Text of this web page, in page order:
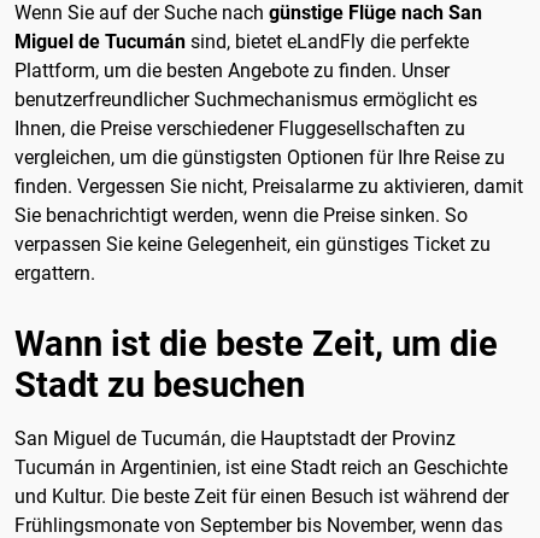
Wenn Sie auf der Suche nach günstige Flüge nach San
Miguel de Tucumán sind, bietet eLandFly die perfekte
Plattform, um die besten Angebote zu finden. Unser
benutzerfreundlicher Suchmechanismus ermöglicht es
Ihnen, die Preise verschiedener Fluggesellschaften zu
vergleichen, um die günstigsten Optionen für Ihre Reise zu
finden. Vergessen Sie nicht, Preisalarme zu aktivieren, damit
Sie benachrichtigt werden, wenn die Preise sinken. So
verpassen Sie keine Gelegenheit, ein günstiges Ticket zu
ergattern.
Wann ist die beste Zeit, um die
Stadt zu besuchen
San Miguel de Tucumán, die Hauptstadt der Provinz
Tucumán in Argentinien, ist eine Stadt reich an Geschichte
und Kultur. Die beste Zeit für einen Besuch ist während der
Frühlingsmonate von September bis November, wenn das